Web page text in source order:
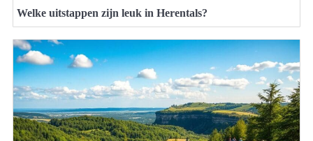
Welke uitstappen zijn leuk in Herentals?